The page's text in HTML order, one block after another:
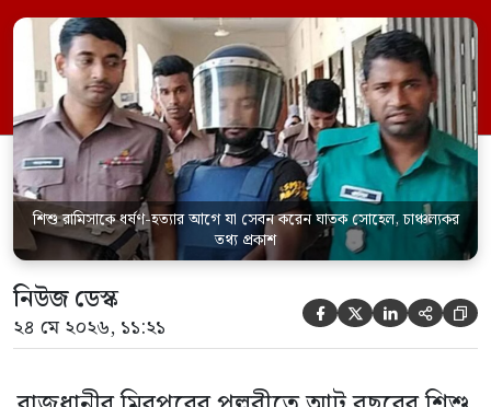
সেবন করেছিলেন বলে জবানবন্দিতে
জানিয়েছেন আসামি। রোববার (২৪ মে) সকালে
মামলার তদন্ত কর্মকর্তা পল্লবী থানার উপ-
পরিদর্শক অহিদুজ্জামান এ তথ্য নিছিত করেন।
তিনি বলেন, […]
শিশু রামিসাকে ধর্ষণ-হত্যার আগে যা সেবন করেন ঘাতক সোহেল, চাঞ্চল্যকর
তথ্য প্রকাশ
নিউজ ডেস্ক
২৪ মে ২০২৬, ১১:২১     